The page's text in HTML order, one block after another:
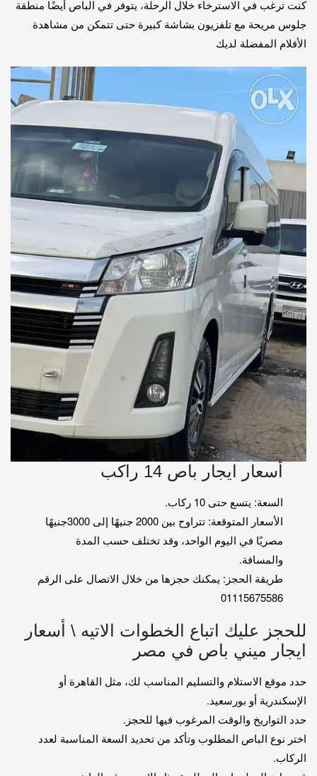
كنت ترغب في الاسترخاء خلال الرحلة، يتوفر في الباص أيضًا منطقة
جلوس مريحة مع تلفزيون بشاشة كبيرة حتى تتمكن من مشاهدة
الأفلام المفضلة لديك
أسعار ايجار باص 14 راكب
السعة: يتسع حتى 10 ركاب.
الأسعار المتوقعة: تتراوح بين 2000 جنيهًا إلى 3000جنيهًا
مصريًا في اليوم الواحد، وقد تختلف حسب المدة
والمسافة.
طريقة الحجز: يمكنك حجزها من خلال الاتصال على الرقم
01115675586
للحجز عليك اتباع الخطوات الاتيه \ أسعار
ايجار ميني باص في مصر
حدد موقع الاستلام والتسليم المناسب لك، مثل القاهرة أو
الإسكندرية أو بورسعيد.
حدد التواريخ والوقت المرغوب فيها للحجز.
اختر نوع الباص المطلوب وتأكد من تحديد السعة المناسبة لعدد
الركاب.